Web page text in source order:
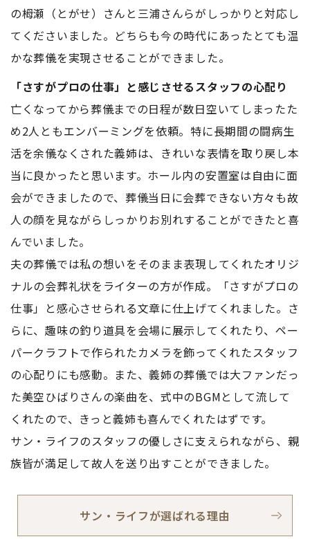
の栂瀬（とがせ）さんと三浦さんらがしっかりと対応し
てくださいました。どちらも今の時代にあったとても温
かな葬儀を実現させることができました。
「さすがプロの仕事」と感じさせるスタッフの心配り
亡くなってから葬儀までの日程が数日空いてしまったた
め2人ともエンバーミングを依頼。特に長期間の闘病生
活を余儀なくされた義姉は、きれいな表情を取り戻し本
当に良かったと思います。ホール内の安置室は自由に面
会ができましたので、葬儀当日に会葬できない方々も故
人の顔を見ながらしっかりお別れすることができたと喜
んでいました。
夫の葬儀では私の想いをそのまま表現してくれたオリジ
ナルの会葬礼状をライターの方が作成。「さすがプロの
仕事」と感心させられる文章に仕上げてくれました。さ
らに、趣味の釣り道具を会場に展示してくれたり、ペー
パークラフトで作られたカメラを飾ってくれたスタッフ
の心配りにも感動。また、義姉の葬儀では大ファンだっ
た美空ひばりさんの楽曲を、式中のBGMとして流して
くれたので、きっと義姉も喜んでくれたはずです。
サン・ライフのスタッフの優しさに支えられながら、親
族皆が満足して故人を送り出すことができました。
サン・ライフが選ばれる理由